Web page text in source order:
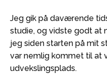
Jeg gik på daværende
studie, og vidste godt at
jeg siden starten på mit
var nemlig kommet til at
udvekslingsplads.